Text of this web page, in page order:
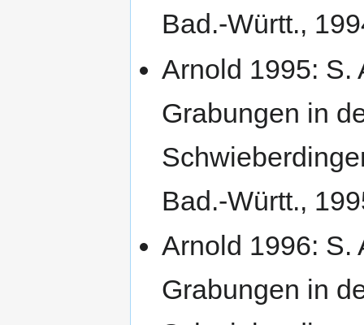
Bad.-Württ.,
Arnold 1995: S.
Grabungen in
Bad.-Württ.,
Arnold 1996: S.
Grabungen in